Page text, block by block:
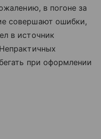
в погоне за
совершают ошибки,
в источник
при оформлении